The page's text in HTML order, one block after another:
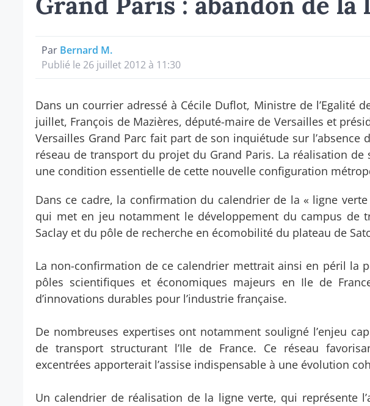
Par Bernard M.
Publié le 26 juillet 2012 à 11:30
Dans un courrier adressé à Cécile Duflot, Ministre de l’Egalité
juillet, François de Mazières, député-maire de Versailles et
Versailles Grand Parc fait part de son inquiétude sur
réseau de transport du projet du Grand Paris. La réalisation
une condition essentielle de cette nouvelle configuration
Dans ce cadre, la confirmation du calendrier de la « ligne
qui met en jeu notamment le développement du campus de
Saclay et du pôle de recherche en écomobilité du plateau de
La non-confirmation de ce calendrier mettrait ainsi en péril la
pôles scientifiques et économiques majeurs en Ile de
d’innovations durables pour l’industrie française.
De nombreuses expertises ont notamment souligné l’enjeu
de transport structurant l’Ile de France. Ce réseau
excentrées apporterait l’assise indispensable à une évolution
Un calendrier de réalisation de la ligne verte, qui représente